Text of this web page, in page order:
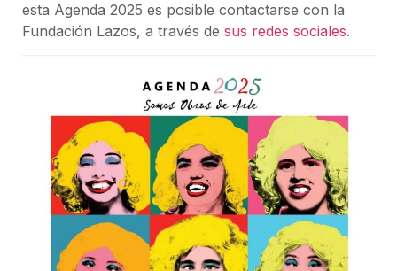
esta Agenda 2025 es posible contactarse con la
Fundación Lazos, a través de sus redes sociales.